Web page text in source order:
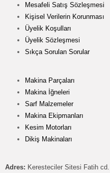
Mesafeli Satış Sözleşmesi
Kişisel Verilerin Korunması
Üyelik Koşulları
Üyelik Sözleşmesi
Sıkça Sorulan Sorular
Makina Parçaları
Makina İğneleri
Sarf Malzemeler
Makina Ekipmanları
Kesim Motorları
Dikiş Makinaları
Adres: Keresteciler Sitesi Fatih